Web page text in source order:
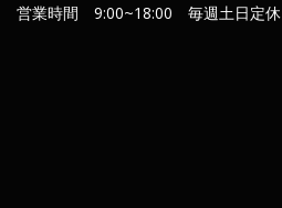
営業時間 9:00~18:00 毎週土日定休